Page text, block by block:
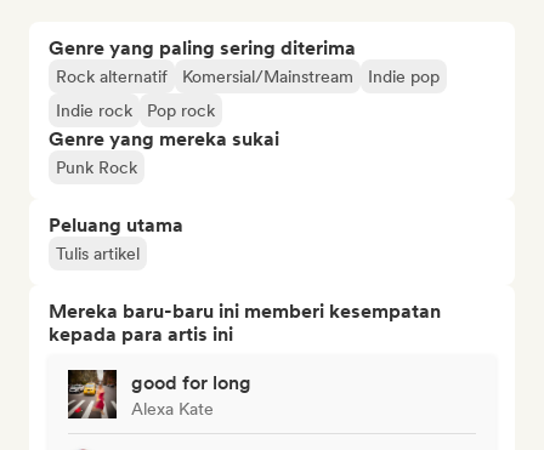
Genre yang paling sering diterima
Rock alternatif Komersial/Mainstream
Indie pop
Indie rock
Pop rock
Genre yang mereka sukai
Punk Rock
Peluang utama
Tulis artikel
Mereka baru-baru ini memberi kesempatan
kepada para artis ini
good for long
Alexa Kate